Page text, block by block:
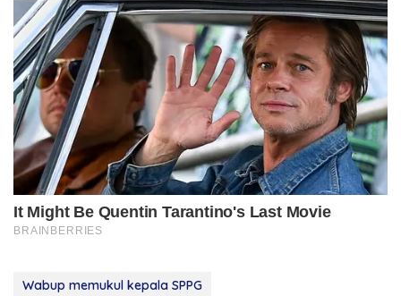
Wabup memukul kepala SPPG